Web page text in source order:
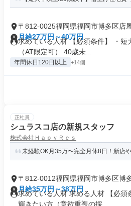
〒812-0025福岡県福岡市博多区店
月給27万円～40万円
求めている人材 【必須条件】 ・短
（AT限定可） 40歳未...
年間休日120日以上 +14個
正社員
シュラスコ店の新規スタッフ
株式会社ＨａｐｙＲｅｓ
未経験OK月35万〜完全月休8日！新店
〒812-0012福岡県福岡市博多区博
街
月給35万円～38万円
求めている人材 求める人材 【必須
輝きたい方（意欲重視の採...